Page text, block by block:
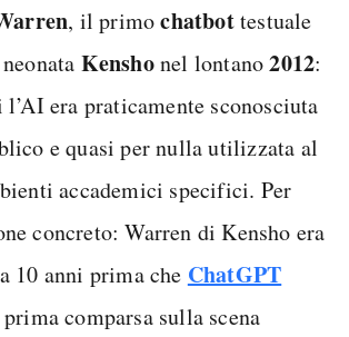
, il primochatbottestuale
Kenshonel lontano2012:
era praticamente sconosciuta
e quasi per nulla utilizzata al
accademici specifici. Per
concreto: Warren di Kensho era
10 anni prima che ChatGPT
comparsa sulla scena